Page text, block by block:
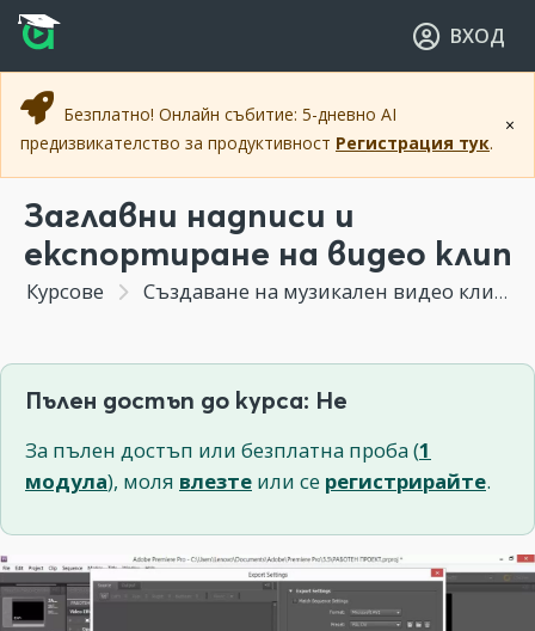
Прескочи към основното съдържание
Прескочи към навигацията
ВХОД
×
Безплатно! Онлайн събитие: 5-дневно AI
предизвикателство за продуктивност Регистрация тук.
Заглавни надписи и
експортиране на видео клип
Курсове Създаване на музикален видео клип
Пълен достъп до курса: Не
За пълен достъп или безплатна проба (1
модула), моля влезте или се регистрирайте.